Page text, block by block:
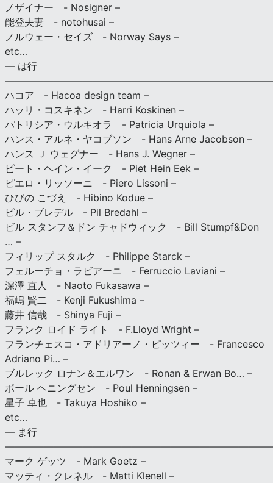
ノザイナー - Nosigner –
能登夫妻 - notohusai –
ノルウェー・セイズ - Norway Says –
etc…
— は行
ハコア - Hacoa design team –
ハッリ・コスキネン - Harri Koskinen –
パトリシア・ウルキオラ - Patricia Urquiola –
ハンス・アルネ・ヤコブソン - Hans Arne Jacobson –
ハンス Ｊ ウェグナー - Hans J. Wegner –
ピート・ヘイン・イーク - Piet Hein Eek –
ピエロ・リッソーニ - Piero Lissoni –
ひびの こづえ - Hibino Kodue –
ピル・ブレデル - Pil Bredahl –
ビル スタンフ＆ドン チャドウィック - Bill Stumpf&Don
… –
フィリップ スタルク - Philippe Starck –
フェルーチョ・ラビアーニ - Ferruccio Laviani –
深澤 直人 - Naoto Fukasawa –
福嶋 賢二 - Kenji Fukushima –
藤井 信哉 - Shinya Fuji –
フランク ロイド ライト - F.Lloyd Wright –
フランチェスコ・アドリアーノ・ピッツィー - Francesco
Adriano Pi… –
ブルレック ロナン＆エルワン - Ronan & Erwan Bo… –
ポール ヘニングセン - Poul Henningsen –
星子 卓也 - Takuya Hoshiko –
etc…
— ま行
マーク ゲッツ - Mark Goetz –
マッティ・クレネル - Matti Klenell –